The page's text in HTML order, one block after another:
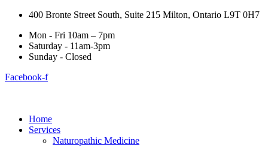
400 Bronte Street South, Suite 215 Milton, Ontario L9T 0H7
Mon - Fri 10am – 7pm
Saturday - 11am-3pm
Sunday - Closed
Facebook-f
Home
Services
Naturopathic Medicine